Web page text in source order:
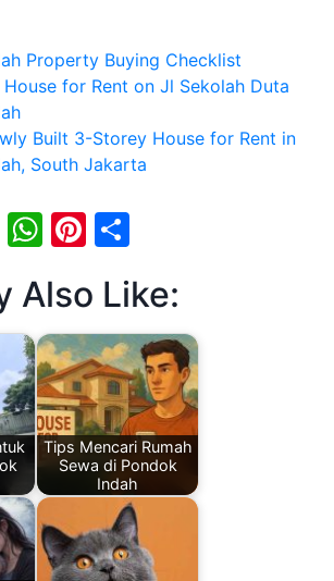
Property Buying Checklist
for Rent on Jl Sekolah Duta
Built 3-Storey House for Rent in
South Jakarta
X
W
at
s
A
p
p
Pi
er
e
st
ar
e
Also Like:
Tips Mencari Rumah
Sewa di Pondok
Indah